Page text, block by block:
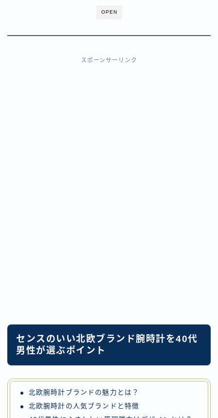
OPEN
スポーンサーリンク
センスのいい北欧ブランド腕時計を40代
男性が選ぶポイント
北欧腕時計ブランドの魅力とは？
北欧腕時計の人気ブランドと特徴